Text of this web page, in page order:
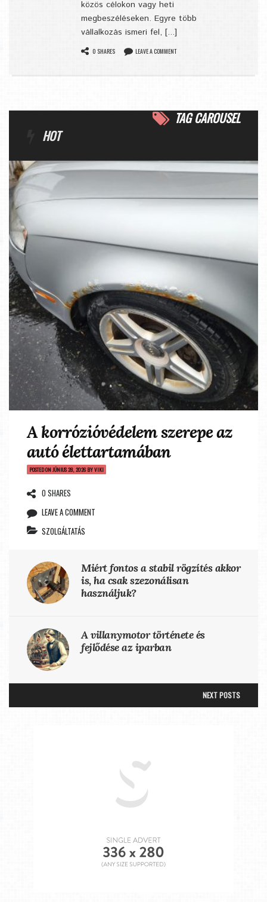
közös célokon vagy heti
megbeszéléseken. Egyre több
vállalkozás ismeri fel, [...]
0 SHARES LEAVE A COMMENT
TAG CAROUSEL
HOT
A korrózióvédelem szerepe az
autó élettartamában
POSTED ONJÚNIUS 28, 2026BYVIKI
0 SHARES
LEAVE A COMMENT
SZOLGÁLTATÁS
Miért fontos a stabil rögzítés akkor
is, ha csak szezonálisan
használjuk?
A villanymotor története és
fejlődése az iparban
NEXT POSTS